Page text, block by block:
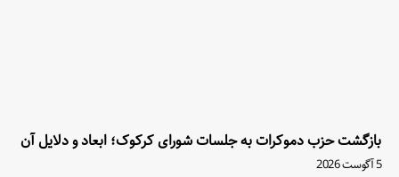
بازگشت حزب دموکرات به جلسات شورای کرکوک؛ ابعاد و دلایل آن
5 آگوست 2026